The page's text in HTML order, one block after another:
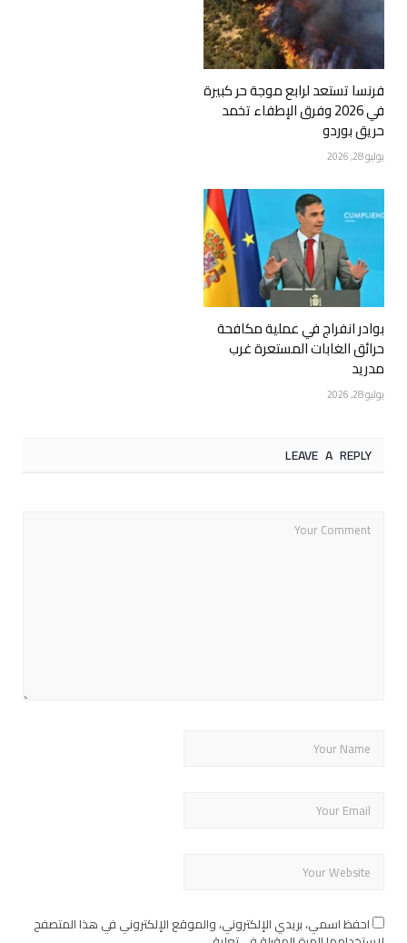
فرنسا تستعد لرابع موجة حر كبيرة
في 2026 وفرق الإطفاء تخمد
حريق بوردو
يوليو 28, 2026
بوادر انفراج في عملية مكافحة
حرائق الغابات المستعرة غرب
مدريد
يوليو 28, 2026
LEAVE A REPLY
احفظ اسمي، بريدي الإلكتروني، والموقع الإلكتروني في هذا المتصفح